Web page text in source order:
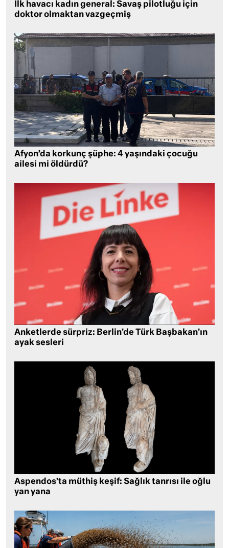
İlk havacı kadın general: Savaş pilotluğu için
doktor olmaktan vazgeçmiş
Afyon’da korkunç şüphe: 4 yaşındaki çocuğu
ailesi mi öldürdü?
Anketlerde sürpriz: Berlin’de Türk Başbakan’ın
ayak sesleri
Aspendos’ta müthiş keşif: Sağlık tanrısı ile oğlu
yan yana